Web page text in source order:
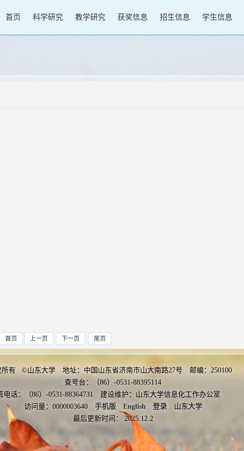
首页 科学研究 教学研究 获奖信息 招生信息 学生信息
首页 上一页 下一页 尾页
所有 ©山东大学 地址：中国山东省济南市山大南路27号 邮编：250100
查号台：（86）-0531-88395114
电话：（86）-0531-88364731 建设维护：山东大学信息化工作办公室
访问量： 0000003640 手机版 English 登录
山东大学
最后更新时间： 2025.12.2